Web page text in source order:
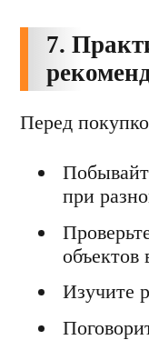
7.
Перед
при
объектов
Изучите